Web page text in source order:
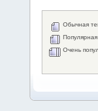
Обычная
Очень